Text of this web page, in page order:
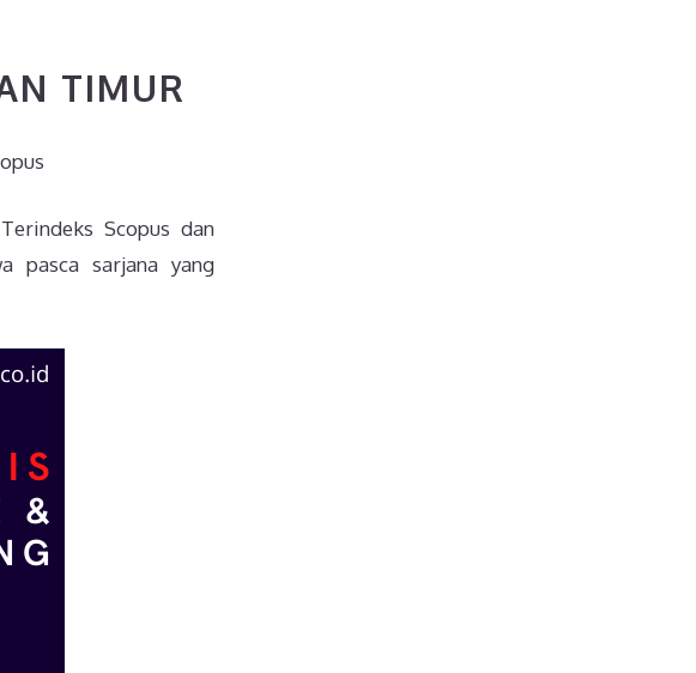
TIMUR
Scopus dan
pasca sarjana yang